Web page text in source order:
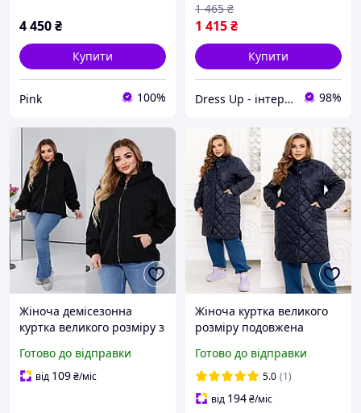
4 450₴
Купити
Pink 100%
1 415₴
1 465 ₴
Купити
Dress Up - інтернет магазин жіночого одягу 98%
Жіноча демісезонна
куртка великого розміру з
блискавці
Готово до відправки
від 109₴/міс
Жіноча куртка великого
розміру подовжена
стьобана
Готово до відправки
5.0 (1)
від 194₴/міс